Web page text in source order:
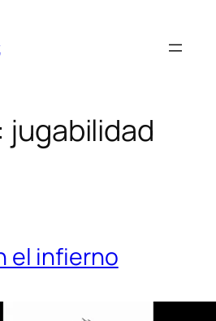
jugabilidad
el infierno